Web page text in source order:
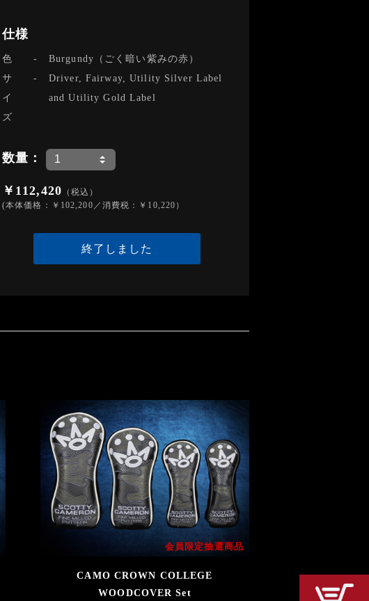
仕様
色 - Burgundy（ごく暗い紫みの赤）
サ
イ
ズ
- Driver, Fairway, Utility Silver Label
and Utility Gold Label
数量：
￥112,420 （税込）
(本体価格：￥102,200／消費税：￥10,220）
終了しました
会員限定抽選商品
CAMO CROWN COLLEGE
WOODCOVER Set